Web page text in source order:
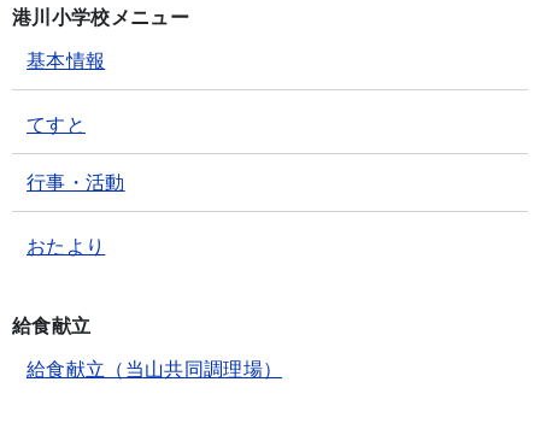
港川小学校メニュー
基本情報
てすと
行事・活動
おたより
給食献立
給食献立（当山共同調理場）